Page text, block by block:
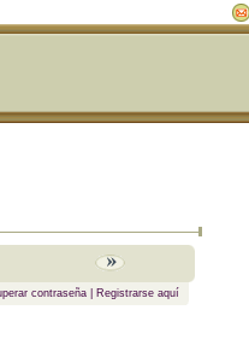
contraseña| Registrarse aquí